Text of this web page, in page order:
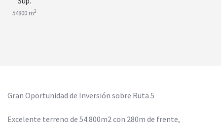
54800 m2
Gran Oportunidad de Inversión sobre Ruta 5
Excelente terreno de 54.800m2 con 280m de frente,